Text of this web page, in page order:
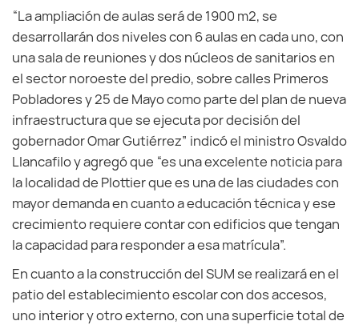
“La ampliación de aulas será de 1900 m2, se
desarrollarán dos niveles con 6 aulas en cada uno, con
una sala de reuniones y dos núcleos de sanitarios en
el sector noroeste del predio, sobre calles Primeros
Pobladores y 25 de Mayo como parte del plan de nueva
infraestructura que se ejecuta por decisión del
gobernador Omar Gutiérrez” indicó el ministro Osvaldo
Llancafilo y agregó que “es una excelente noticia para
la localidad de Plottier que es una de las ciudades con
mayor demanda en cuanto a educación técnica y ese
crecimiento requiere contar con edificios que tengan
la capacidad para responder a esa matrícula”.
En cuanto a la construcción del SUM se realizará en el
patio del establecimiento escolar con dos accesos,
uno interior y otro externo, con una superficie total de